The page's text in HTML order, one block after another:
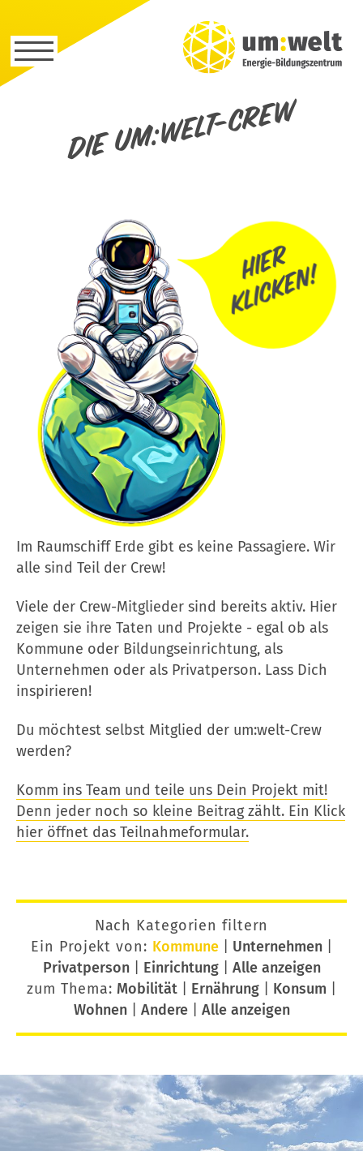
Die um:welt-Crew
Im Raumschiff Erde gibt es keine Passagiere. Wir
alle sind Teil der Crew!
Viele der Crew-Mitglieder sind bereits aktiv. Hier
zeigen sie ihre Taten und Projekte - egal ob als
Kommune oder Bildungseinrichtung, als
Unternehmen oder als Privatperson. Lass Dich
inspirieren!
Du möchtest selbst Mitglied der um:welt-Crew
werden?
Komm ins Team und teile uns Dein Projekt mit!
Denn jeder noch so kleine Beitrag zählt. Ein Klick
hier öffnet das Teilnahmeformular.
Nach Kategorien filtern
Ein Projekt von: Kommune| Unternehmen|
Privatperson| Einrichtung| Alle anzeigen
zum Thema: Mobilität Ernährung Konsum
Wohnen| Andere| Alle anzeigen